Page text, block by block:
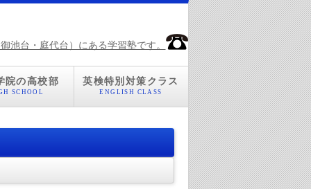
池台・庭代台）にある学習塾です。
院の高校部
SCHOOL
英検特別対策クラス
ENGLISH CLASS